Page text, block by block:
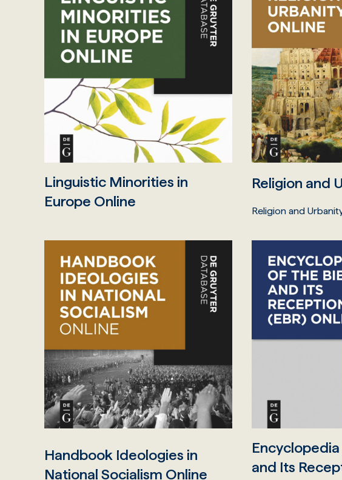
Linguistic Minorities in
Europe Online
Religion and
Religion and
Handbook Ideologies in
National Socialism Online
and Its